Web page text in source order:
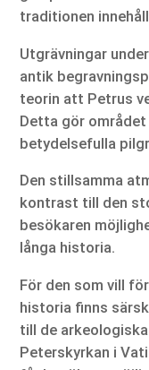
traditionen
Utgrävningar
antik
teorin att Petrus
Detta gör
betydelsefulla
Den stillsamma
kontrast till den
besökaren
långa historia.
För den som vill
historia finns
till de
Peterskyrkan i